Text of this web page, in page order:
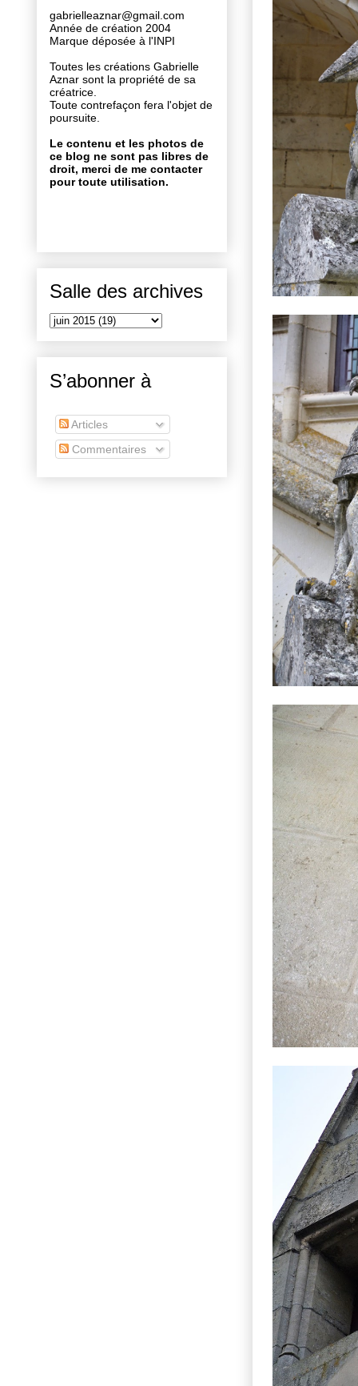
gabrielleaznar@gmail.com
Année de création 2004
Marque déposée à l'INPI
Toutes les créations Gabrielle
Aznar sont la propriété de sa
créatrice.
Toute contrefaçon fera l'objet de
poursuite.
Le contenu et les photos de
ce blog ne sont pas libres de
droit, merci de me contacter
pour toute utilisation.
Salle des archives
S’abonner à
Articles
Commentaires